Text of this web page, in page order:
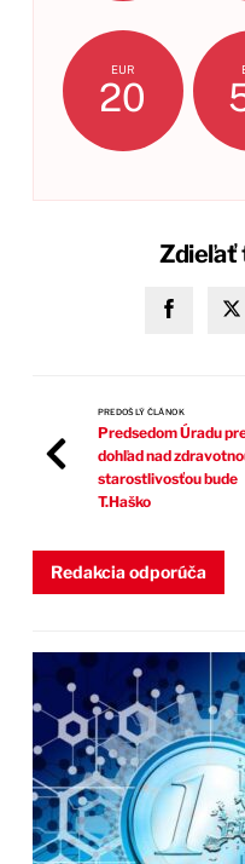
EUR
20
Zdieľať
PREDOŠLÝ ČLÁNOK
Predsedom Úradu
dohľad nad
starostlivosťou bude
T.Haško
Redakcia odporúča